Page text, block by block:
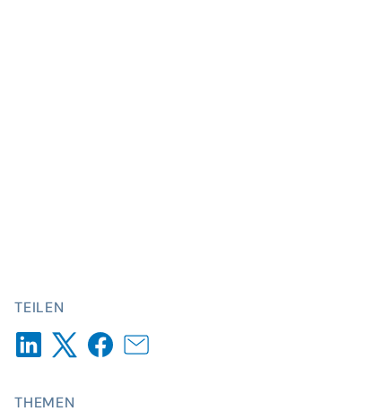
TEILEN
THEMEN